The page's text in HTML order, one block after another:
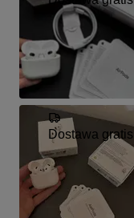
Dostawa gratis